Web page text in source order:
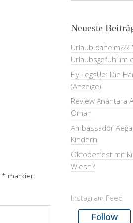
* markiert
Neueste
Urlaub
Urlaubsgefühl im
Fly LegsUp: Die
(Anzeige)
Review Anantara
Oman
Ambassador
Kindern
Oktoberfest mit
Wiesn?
Instagram Feed
Follow